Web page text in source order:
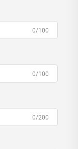
0/100
0/100
0/200